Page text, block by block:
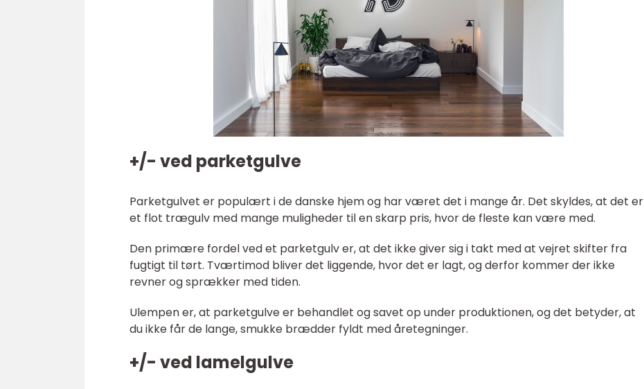
+/- ved parketgulve
Parketgulvet er populært i de danske hjem og har været det i mange år. Det skyldes, at det er
et flot trægulv med mange muligheder til en skarp pris, hvor de fleste kan være med.
Den primære fordel ved et parketgulv er, at det ikke giver sig i takt med at vejret skifter fra
fugtigt til tørt. Tværtimod bliver det liggende, hvor det er lagt, og derfor kommer der ikke
revner og sprækker med tiden.
Ulempen er, at parketgulve er behandlet og savet op under produktionen, og det betyder, at
du ikke får de lange, smukke brædder fyldt med åretegninger.
+/- ved lamelgulve